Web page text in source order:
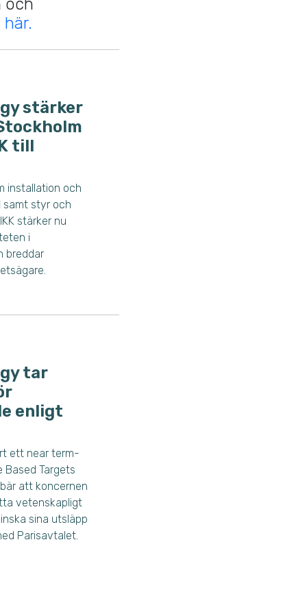
och
stärker
till
installation och
samt styr och
stärker nu
i
breddar
tar
enligt
ett near term-
Targets
att koncernen
vetenskapligt
sina utsläpp
Parisavtalet.